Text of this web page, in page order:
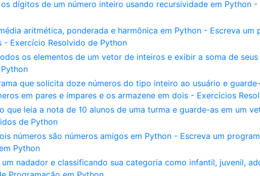
dígitos de um número inteiro usando recursividade em Python
aritmética, ponderada e harmônica em Python - Escreva um
- Exercício Resolvido de Python
os elementos de um vetor de inteiros e exibir a soma de
que solicita doze números do tipo inteiro ao usuário e
em pares e ímpares e os armazene em dois - Exercícios
que leia a nota de 10 alunos de uma turma e guarde-as em um
de Python
números são números amigos em Python - Escreva um
Python
nadador e classificando sua categoria como infantil, juvenil,